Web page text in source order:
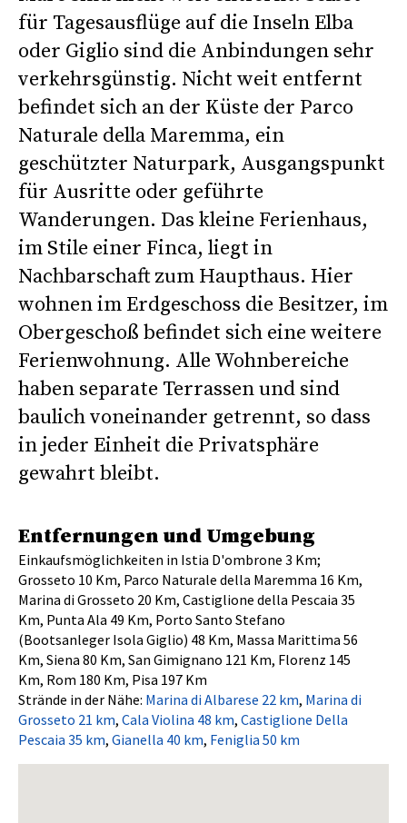
für Tagesausflüge auf die Inseln Elba
oder Giglio sind die Anbindungen sehr
verkehrsgünstig. Nicht weit entfernt
befindet sich an der Küste der Parco
Naturale della Maremma, ein
geschützter Naturpark, Ausgangspunkt
für Ausritte oder geführte
Wanderungen. Das kleine Ferienhaus,
im Stile einer Finca, liegt in
Nachbarschaft zum Haupthaus. Hier
wohnen im Erdgeschoss die Besitzer, im
Obergeschoß befindet sich eine weitere
Ferienwohnung. Alle Wohnbereiche
haben separate Terrassen und sind
baulich voneinander getrennt, so dass
in jeder Einheit die Privatsphäre
gewahrt bleibt.
Entfernungen und Umgebung
Einkaufsmöglichkeiten in Istia D'ombrone 3 Km;
Grosseto 10 Km, Parco Naturale della Maremma 16 Km,
Marina di Grosseto 20 Km, Castiglione della Pescaia 35
Km, Punta Ala 49 Km, Porto Santo Stefano
(Bootsanleger Isola Giglio) 48 Km, Massa Marittima 56
Km, Siena 80 Km, San Gimignano 121 Km, Florenz 145
Km, Rom 180 Km, Pisa 197 Km
Strände in der Nähe: Marina di Albarese 22 km, Marina di
Grosseto 21 km, Cala Violina 48 km, Castiglione Della
Pescaia 35 km, Gianella 40 km, Feniglia 50 km